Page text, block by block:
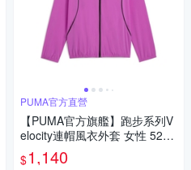
PUMA官方直營
【PUMA官方旗艦】跑步系列V
elocity連帽風衣外套 女性 5265
8489
$1,140